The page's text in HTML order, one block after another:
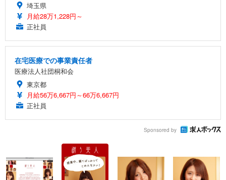
埼玉県
月給28万1,228円～
正社員
在宅医療での事業責任者
医療法人社団桐和会
東京都
月給56万6,667円～66万6,667円
正社員
Sponsored by